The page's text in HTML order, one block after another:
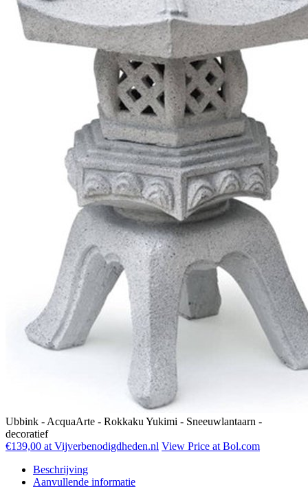
Ubbink - AcquaArte - Rokkaku Yukimi - Sneeuwlantaarn -
decoratief
€139,00 at Vijverbenodigdheden.nl View Price at Bol.com
Beschrijving
Aanvullende informatie